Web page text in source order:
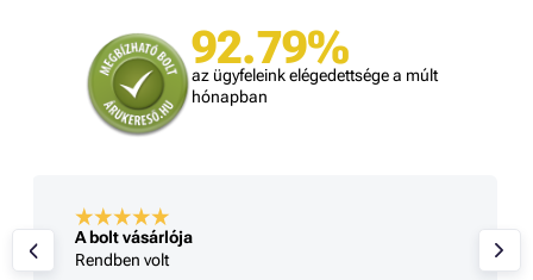
92.79%
az ügyfeleink elégedettsége a múlt
hónapban
A bolt vásárlója
Rendben volt